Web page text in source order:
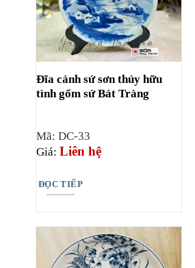
Đĩa cảnh sứ sơn thủy hữu
tình gốm sứ Bát Tràng
Mã: DC-33
Giá: Liên hệ
ĐỌC TIẾP